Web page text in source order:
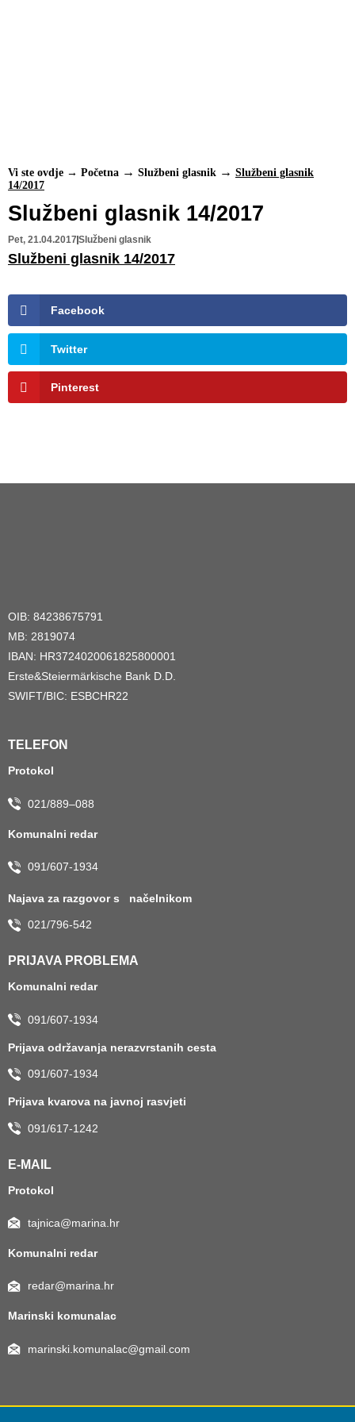
Vi ste ovdje → Početna Službeni glasnik
Službeni glasnik
14/2017
Službeni glasnik 14/2017
Pet, 21.04.2017 Službeni glasnik
Službeni glasnik 14/2017
Facebook
Twitter
Pinterest
OIB: 84238675791
MB: 2819074
IBAN: HR3724020061825800001
Erste&Steiermärkische Bank D.D.
SWIFT/BIC: ESBCHR22
TELEFON
Protokol
021/889–088
Komunalni redar
091/607-1934
Najava za razgovor s načelnikom
021/796-542
PRIJAVA PROBLEMA
Komunalni redar
091/607-1934
Prijava održavanja nerazvrstanih cesta
091/607-1934
Prijava kvarova na javnoj rasvjeti
091/617-1242
E-MAIL
Protokol
tajnica@marina.hr
Komunalni redar
redar@marina.hr
Marinski komunalac
marinski.komunalac@gmail.com